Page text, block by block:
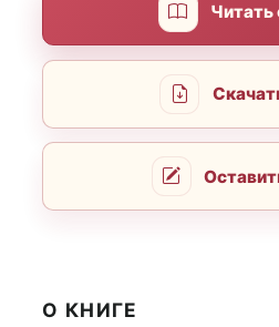
Читать
О КНИГЕ